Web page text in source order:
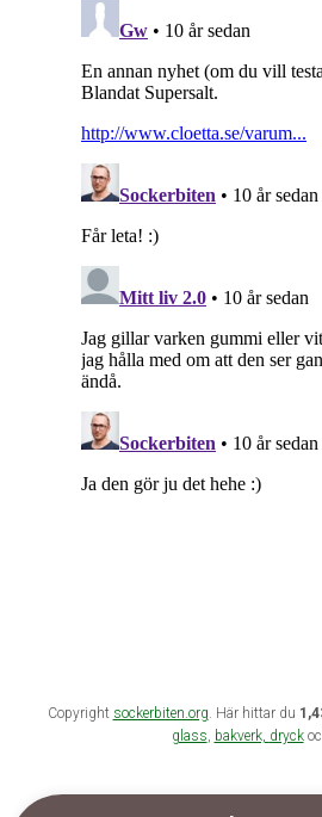
Copyright sockerbiten.org. Här hittar du
glass, bakverk, dryck